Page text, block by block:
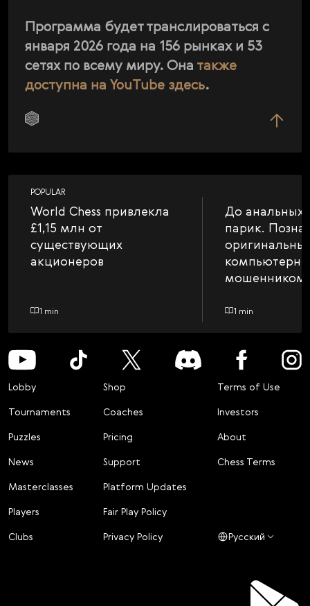
Программа будет транслироваться с
января 2026 года на 156 рынках и 53
сетях по всему миру. Она также
доступна на YouTube здесь.
POPULAR
World Chess привлекла
£1,15 млн от
существующих
акционеров
1 min
До анальных
парик.
мошенником
1 min
Lobby
Tournaments
Puzzles
News
Masterclasses
Players
Clubs
Shop
Coaches
Pricing
Support
Platform Updates
Fair Play Policy
Privacy Policy
Terms of Use
Investors
About
Chess Terms
Русский